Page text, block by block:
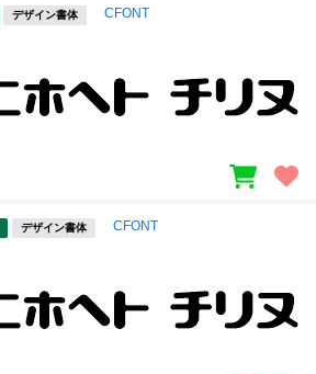
デザイン書体 CFONT
デザイン書体 CFONT